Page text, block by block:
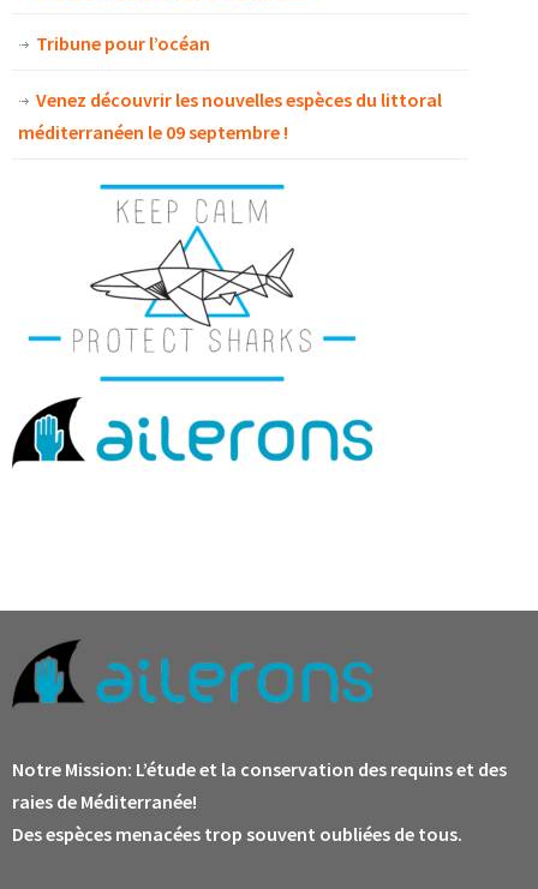
Tribune pour l’océan
Venez découvrir les nouvelles espèces du littoral
méditerranéen le 09 septembre !
Notre Mission: L’étude et la conservation des requins et des
raies de Méditerranée!
Des espèces menacées trop souvent oubliées de tous.